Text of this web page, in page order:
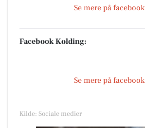
Se mere på facebook
Facebook Kolding:
Se mere på facebook
Kilde: Sociale medier